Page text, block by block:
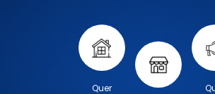
Quer